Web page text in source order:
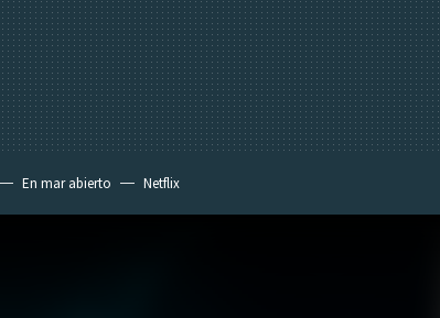
En mar abierto Netflix